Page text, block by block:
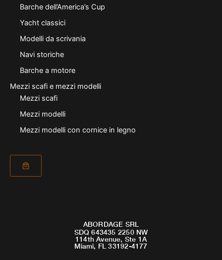
Barche dell’America’s Cup
Yacht classici
Modelli da scrivania
Navi storiche
Barche a motore
Mezzi scafi e mezzi modelli
Mezzi scafi
Mezzi modelli
Mezzi modelli con cornice in legno
ABORDAGE SRL
SDQ 643435 2250 NW
114th Avenue, Ste 1A
Miami, FL 33192-4177